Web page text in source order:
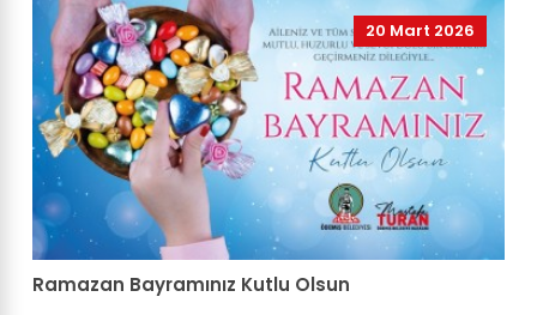
20 Mart 2026
Ramazan Bayramınız Kutlu Olsun